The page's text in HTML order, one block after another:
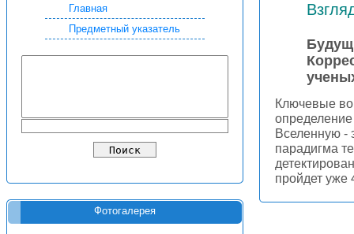
Главная
Предметный указатель
Фотогалерея
Ключевые
Вселенную -
парадигма
пройдет уже